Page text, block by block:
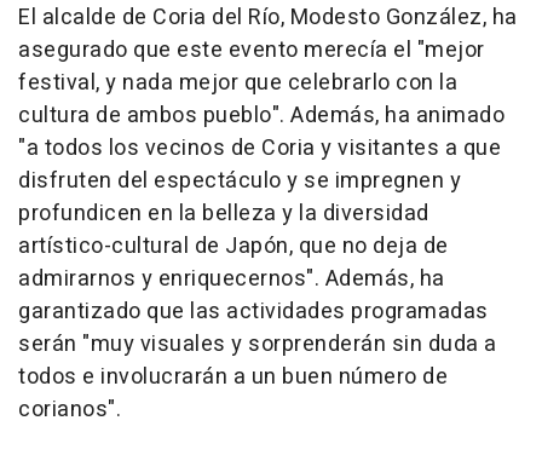
El alcalde de Coria del Río, Modesto González, ha
asegurado que este evento merecía el "mejor
festival, y nada mejor que celebrarlo con la
cultura de ambos pueblo". Además, ha animado
"a todos los vecinos de Coria y visitantes a que
disfruten del espectáculo y se impregnen y
profundicen en la belleza y la diversidad
artístico-cultural de Japón, que no deja de
admirarnos y enriquecernos". Además, ha
garantizado que las actividades programadas
serán "muy visuales y sorprenderán sin duda a
todos e involucrarán a un buen número de
corianos".